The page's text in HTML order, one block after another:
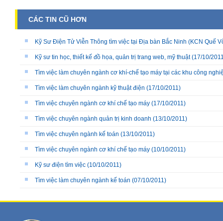
CÁC TIN CŨ HƠN
Kỹ Sư Điện Tử Viễn Thông tìm việc tại Địa bàn Bắc Ninh (KCN Quế
Kỹ sư tin học, thiết kế đồ họa, quản trị trang web, mỹ thuật(17/10/
Tìm việc làm chuyên ngành cơ khí-chế tạo máy tại các khu công
Tìm việc làm chuyên ngành kỹ thuật điện (17/10/2011)
Tìm việc chuyên ngành cơ khí chế tạo máy (17/10/2011)
Tìm việc chuyên ngành quản trị kinh doanh (13/10/2011)
Tìm việc chuyên ngành kế toán (13/10/2011)
Tìm việc chuyên ngành cơ khí chế tạo máy (10/10/2011)
Kỹ sư điện tìm việc (10/10/2011)
Tìm việc làm chuyên ngành kế toán (07/10/2011)